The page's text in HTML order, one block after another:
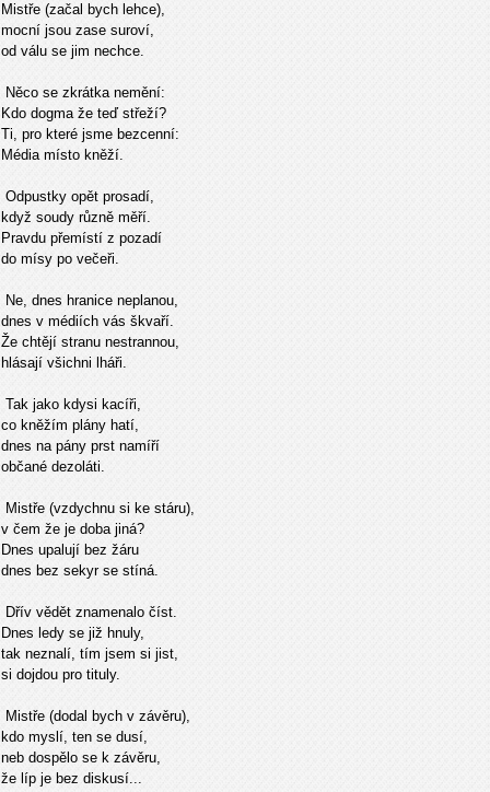
Mistře (začal bych lehce),
mocní jsou zase suroví,
od válu se jim nechce.
Něco se zkrátka nemění:
Kdo dogma že teď střeží?
Ti, pro které jsme bezcenní:
Média místo kněží.
Odpustky opět prosadí,
když soudy různě měří.
Pravdu přemístí z pozadí
do mísy po večeři.
Ne, dnes hranice neplanou,
dnes v médiích vás škvaří.
Že chtějí stranu nestrannou,
hlásají všichni lháři.
Tak jako kdysi kacíři,
co kněžím plány hatí,
dnes na pány prst namíří
občané dezoláti.
Mistře (vzdychnu si ke stáru),
v čem že je doba jiná?
Dnes upalují bez žáru
dnes bez sekyr se stíná.
Dřív vědět znamenalo číst.
Dnes ledy se již hnuly,
tak neznalí, tím jsem si jist,
si dojdou pro tituly.
Mistře (dodal bych v závěru),
kdo myslí, ten se dusí,
neb dospělo se k závěru,
že líp je bez diskusí...